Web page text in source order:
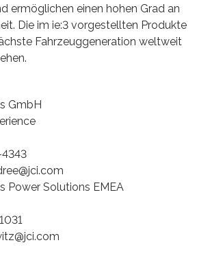
ermöglichen einen hohen Grad an
Die im ie:3 vorgestellten Produkte
Fahrzeuggeneration weltweit
GmbH
4343
Power Solutions EMEA